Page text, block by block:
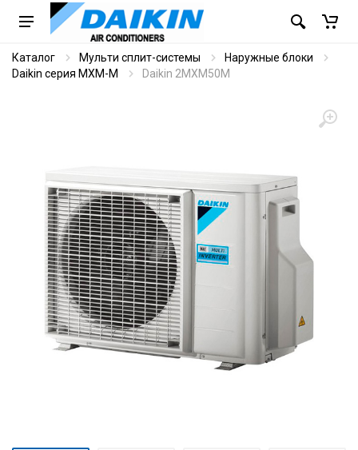
Каталог Мульти сплит-системы
Наружные блоки
Daikin серия MXM-M
Daikin 2MXM50M